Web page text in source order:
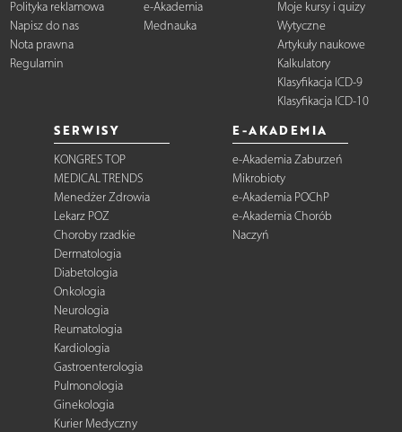
Polityka reklamowa
Napisz do nas
Nota prawna
Regulamin
e-Akademia
Mednauka
Moje kursy i quizy
Wytyczne
Artykuły naukowe
Kalkulatory
Klasyfikacja ICD-9
Klasyfikacja ICD-10
SERWISY
KONGRES TOP
MEDICAL TRENDS
Menedżer Zdrowia
Lekarz POZ
Choroby rzadkie
Dermatologia
Diabetologia
Onkologia
Neurologia
Reumatologia
Kardiologia
Gastroenterologia
Pulmonologia
Ginekologia
Kurier Medyczny
E-AKADEMIA
e-Akademia Zaburzeń
Mikrobioty
e-Akademia POChP
e-Akademia Chorób
Naczyń